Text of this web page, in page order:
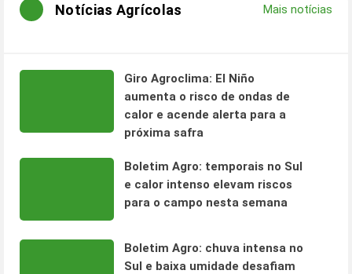
Notícias Agrícolas Mais notícias
Giro Agroclima: El Niño
aumenta o risco de ondas de
calor e acende alerta para a
próxima safra
Boletim Agro: temporais no Sul
e calor intenso elevam riscos
para o campo nesta semana
Boletim Agro: chuva intensa no
Sul e baixa umidade desafiam